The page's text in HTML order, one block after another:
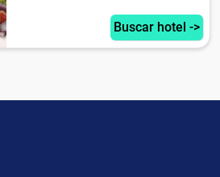
Buscar hotel ->